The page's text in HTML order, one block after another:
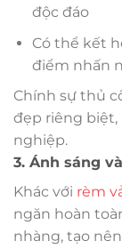
độc đáo
Có thể kết
điểm nhấn
Chính sự thủ
đẹp riêng
nghiệp.
3. Ánh sáng
Khác với rèm
ngăn hoàn
nhàng, tạo